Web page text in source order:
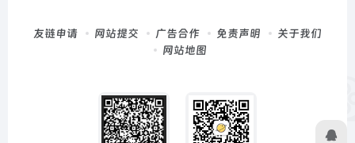
友链申请 网站提交 广告合作 免责声明
关于我们
网站地图